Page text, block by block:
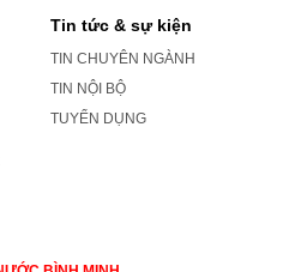
Tin tức & sự kiện
TIN CHUYÊN NGÀNH
TIN NỘI BỘ
TUYỂN DỤNG